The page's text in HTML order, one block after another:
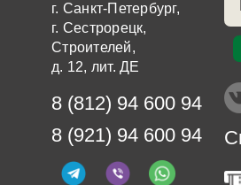
г. Санкт-Петербург,
г. Сестрорецк,
Строителей,
д. 12, лит. ДЕ
8 (812) 94 600 94
8 (921) 94 600 94